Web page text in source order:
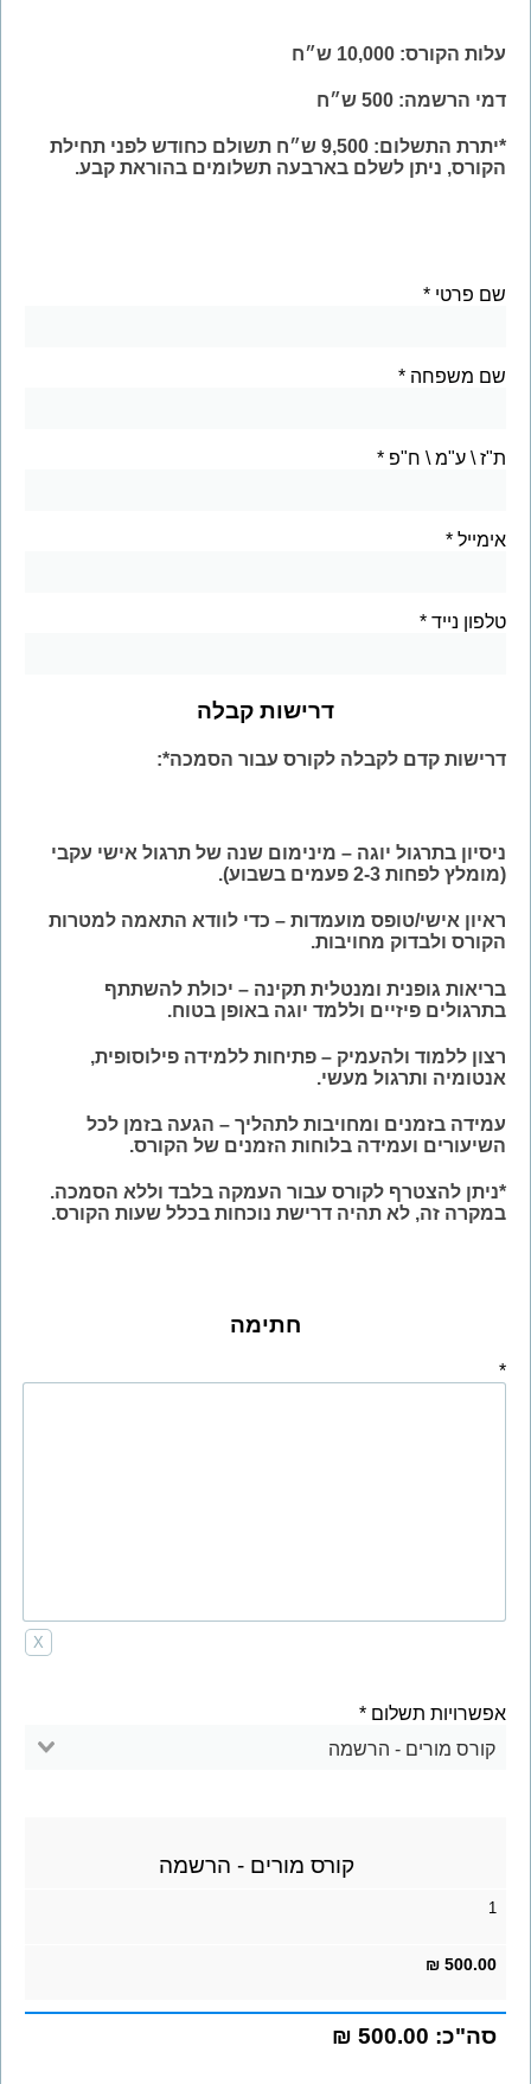
עלות הקורס: 10,000 ש״ח
דמי הרשמה: 500 ש״ח
*יתרת התשלום: 9,500 ש״ח תשולם כחודש לפני תחילת
הקורס, ניתן לשלם בארבעה תשלומים בהוראת קבע.
שם פרטי
שם משפחה
ת"ז \ ע"מ \ ח"פ
אימייל
טלפון נייד
דרישות קבלה
דרישות קדם לקבלה לקורס עבור הסמכה*:
ניסיון בתרגול יוגה – מינימום שנה של תרגול אישי עקבי
(מומלץ לפחות 2-3 פעמים בשבוע).
ראיון אישי/טופס מועמדות – כדי לוודא התאמה למטרות
הקורס ולבדוק מחויבות.
בריאות גופנית ומנטלית תקינה – יכולת להשתתף
בתרגולים פיזיים וללמד יוגה באופן בטוח.
רצון ללמוד ולהעמיק – פתיחות ללמידה פילוסופית,
אנטומיה ותרגול מעשי.
עמידה בזמנים ומחויבות לתהליך – הגעה בזמן לכל
השיעורים ועמידה בלוחות הזמנים של הקורס.
*ניתן להצטרף לקורס עבור העמקה בלבד וללא הסמכה.
במקרה זה, לא תהיה דרישת נוכחות בכלל שעות הקורס.
חתימה
X
אפשרויות תשלום
קורס מורים - הרשמה
קורס מורים - הרשמה
1
500.00 ₪
סה"כ: 500.00 ₪